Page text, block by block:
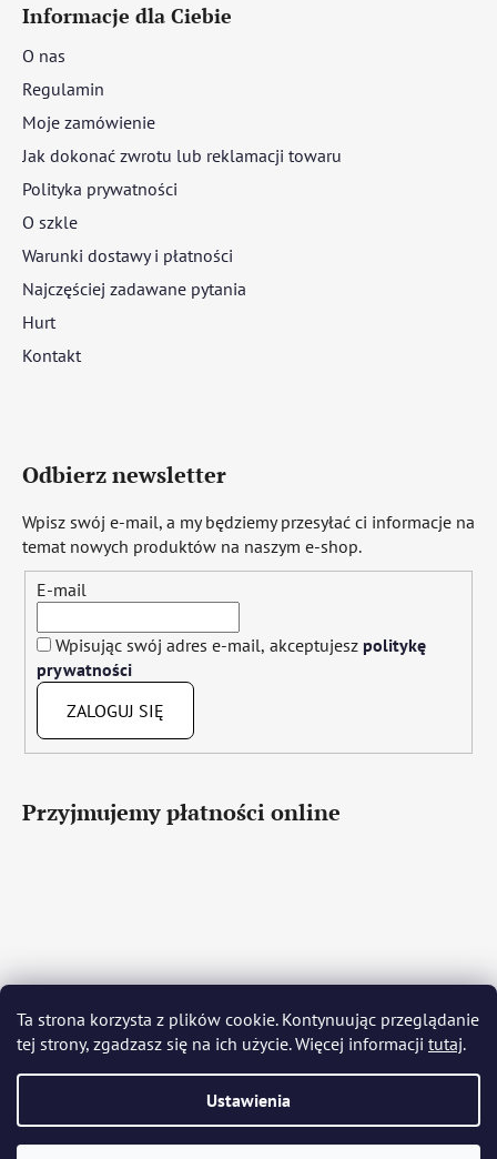
Ta strona korzysta z plików cookie. Kontynuując przeglądanie
tej strony, zgadzasz się na ich użycie. Więcej informacji tutaj.
Ustawienia
Informacje dla Ciebie
O nas
Regulamin
Moje zamówienie
Jak dokonać zwrotu lub reklamacji towaru
Polityka prywatności
O szkle
Warunki dostawy i płatności
Najczęściej zadawane pytania
Hurt
Kontakt
Odbierz newsletter
Wpisz swój e-mail, a my będziemy przesyłać ci informacje na
temat nowych produktów na naszym e-shop.
E-mail
Wpisując swój adres e-mail, akceptujesz politykę
prywatności
ZALOGUJ SIĘ
Przyjmujemy płatności online
Język polski Română Italiano Español
Français
Português Български Hrvatski Slovenščina Srpski
Nederlands Українська Ελληνικά Svenska Dansk